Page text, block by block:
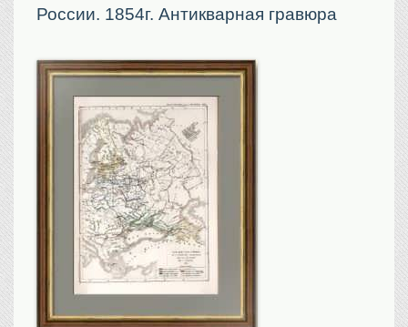
Портреты царской семьи
Москва
Санкт-Петербург
Российская империя
Прочие
Старинные карты
Российская империя
Европа
Мир
Исторические карты
Виды городов
Москва
России. 1854г. Антикварная гравюра